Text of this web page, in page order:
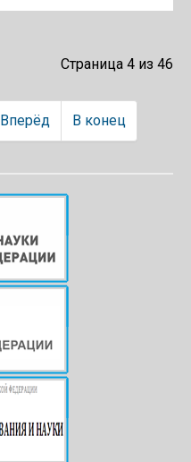
Страница 4 из 46
Вперёд В конец